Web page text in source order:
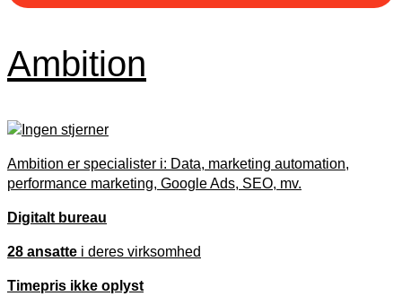
Ambition
Ambition er specialister i: Data, marketing automation,
performance marketing, Google Ads, SEO, mv.
Digitalt bureau
28 ansatte i deres virksomhed
Timepris ikke oplyst